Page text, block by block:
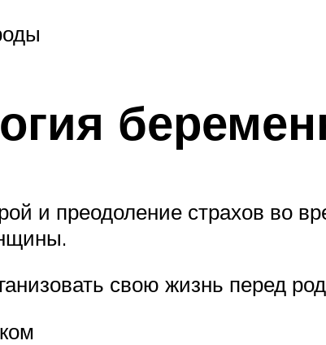
и преодоление страхов во
свою жизнь перед